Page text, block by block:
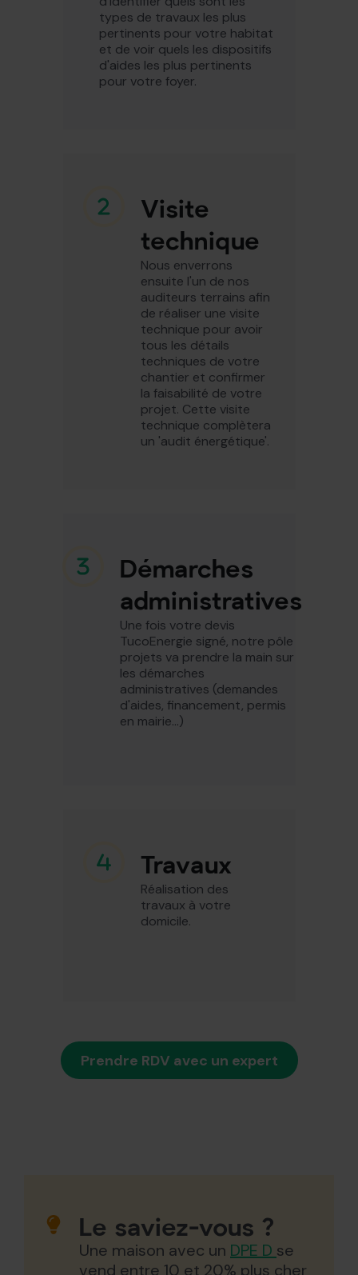
types de travaux les plus
pertinents pour votre habitat
et de voir quels les dispositifs
d'aides les plus pertinents
pour votre foyer.
Visite
technique
Nous enverrons
ensuite l'un de nos
auditeurs terrains afin
de réaliser une visite
technique pour avoir
tous les détails
techniques de votre
chantier et confirmer
la faisabilité de votre
projet. Cette visite
technique complètera
un 'audit énergétique'.
Démarches
administratives
Une fois votre devis
TucoEnergie signé, notre pôle
projets va prendre la main sur
les démarches
administratives (demandes
d'aides, financement, permis
en mairie...)
Travaux
Réalisation des
travaux à votre
domicile.
Prendre RDV avec un expert
Le saviez-vous ?
Une maison avec un DPE D se
vend entre 10 et 20% plus cher